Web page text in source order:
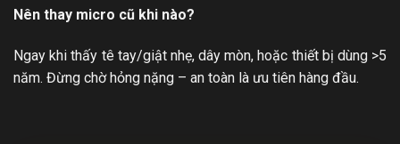
Nên thay micro cũ khi nào?
Ngay khi thấy tê tay/giật nhẹ, dây mòn, hoặc thiết bị dùng >5
năm. Đừng chờ hỏng nặng – an toàn là ưu tiên hàng đầu.